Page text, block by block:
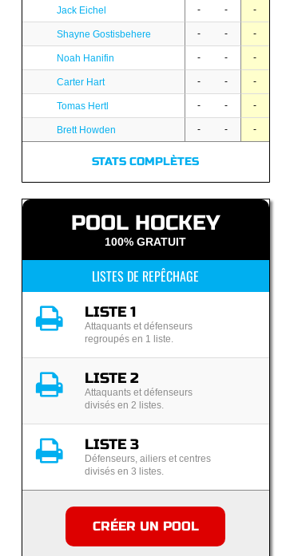
Jack Eichel - - -
Shayne Gostisbehere - - -
Noah Hanifin - - -
Carter Hart - - -
Tomas Hertl - - -
Brett Howden - - -
STATS COMPLÈTES
POOL HOCKEY
100% GRATUIT
LISTES DE REPÊCHAGE
LISTE 1
Attaquants et défenseurs
regroupés en 1 liste.
LISTE 2
Attaquants et défenseurs
divisés en 2 listes.
LISTE 3
Défenseurs, ailiers et centres
divisés en 3 listes.
CRÉER UN POOL